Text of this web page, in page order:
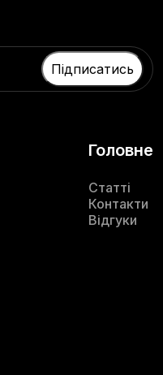
Головне
Статті
Контакти
Відгуки